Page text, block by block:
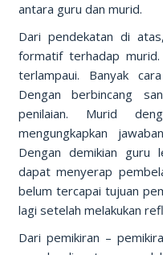
antara guru dan murid.
Dari pendekatan di
formatif terhadap
terlampaui. Banyak
Dengan berbincang
penilaian. Murid
mengungkapkan
Dengan demikian guru
dapat menyerap
belum tercapai tujuan
lagi setelah melakukan
Dari pemikiran –